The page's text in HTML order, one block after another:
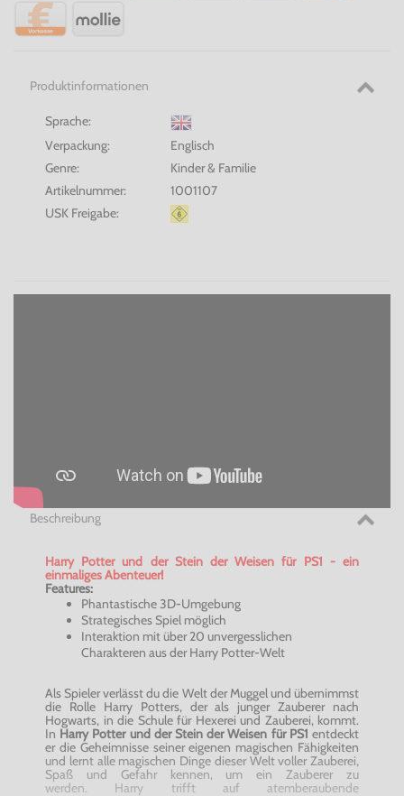
Produktinformationen
Sprache:
Verpackung:
Englisch
Genre:
Kinder & Familie
Artikelnummer:
1001107
USK Freigabe:
Beschreibung
Harry Potter und der Stein der Weisen für PS1 - ein
einmaliges Abenteuer!
Features:
Phantastische 3D-Umgebung
Strategisches Spiel möglich
Interaktion mit über 20 unvergesslichen
Charakteren aus der Harry Potter-Welt
Als Spieler verlässt du die Welt der Muggel und übernimmst
die Rolle Harry Potters, der als junger Zauberer nach
Hogwarts, in die Schule für Hexerei und Zauberei, kommt.
In Harry Potter und der Stein der Weisen für PS1entdeckt
er die Geheimnisse seiner eigenen magischen Fähigkeiten
und lernt alle magischen Dinge dieser Welt voller Zauberei,
Spaß und Gefahr kennen, um ein Zauberer zu
werden. Harry trifft auf atemberaubende